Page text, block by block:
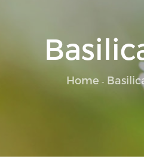
Home -